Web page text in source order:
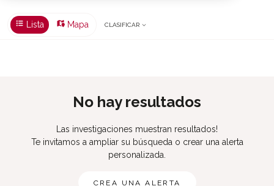
Lista Mapa CLASIFICAR
No hay resultados
Las investigaciones muestran resultados!
Te invitamos a ampliar su búsqueda o crear una alerta
personalizada.
CREA UNA ALERTA